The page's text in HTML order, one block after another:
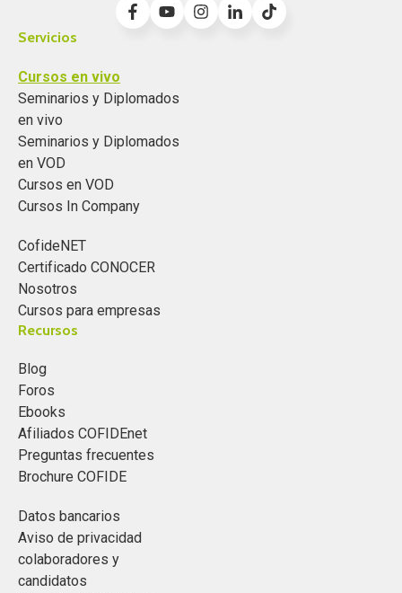
Servicios
Cursos en vivo
Seminarios y Diplomados
en vivo
Seminarios y Diplomados
en VOD
Cursos en VOD
Cursos In Company
CofideNET
Certificado CONOCER
Nosotros
Cursos para empresas
Recursos
Blog
Foros
Ebooks
Afiliados COFIDEnet
Preguntas frecuentes
Brochure COFIDE
Datos bancarios
Aviso de privacidad
colaboradores y
candidatos